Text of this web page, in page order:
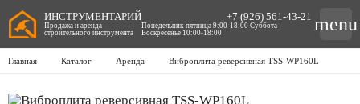
Главная Каталог Аренда Виброплита реверсивная TSS-WP160L
ИНСТРУМЕНТАРИЙ
Продажа и аренда
строительного инструмента
+7 (926) 561-43-21
Понедельник-пятница 9:00-18:00 Суббота-
Воскресенье 10:00-18:00
menu